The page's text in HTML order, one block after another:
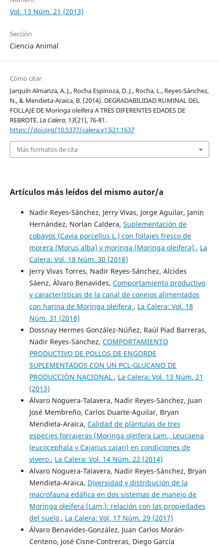
Vol. 13 Núm. 21 (2013)
Sección
Ciencia Animal
Cómo citar
Jarquín Almanza, A. J., Rocha Espinoza, D. J., Rocha, L., Reyes-Sánchez,
N., & Mendieta-Araica, B. (2014). DEGRADABILIDAD RUMINAL DEL
FOLLAJE DE Moringa oleifera A TRES DIFERENTES EDADES DE
REBROTE.La Calera, 13(21), 76-81.
https://doi.org/10.5377/calera.v13i21.1637
Más formatos de cita
Artículos más leídos del mismo autor/a
Nadir Reyes-Sánchez, Jerry Vivas, Jorge Aguilar, Janin
Hernández, Norlan Caldera, Suplementación de
cobayos (Cavia porcellus L.) con follajes fresco de
morera (Morus alba) y moringa (Moringa oleifera) , La
Calera: Vol. 18 Núm. 30 (2018)
Jerry Vivas Torres, Nadir Reyes-Sánchez, Alcides
Sáenz, Álvaro Benavides, Comportamiento productivo
y características de la canal de conejos alimentados
con harina de Moringa oleifera , La Calera: Vol. 18
Núm. 31 (2018)
Dossnay Hermes González-Núñez, Raúl Piad Barreras,
Nadir Reyes-Sánchez, COMPORTAMIENTO
PRODUCTIVO DE POLLOS DE ENGORDE
SUPLEMENTADOS CON UN PCL-GLUCANO DE
PRODUCCIÓN NACIONAL , La Calera: Vol. 13 Núm. 21
(2013)
Álvaro Noguera-Talavera, Nadir Reyes-Sánchez, Juan
José Membreño, Carlos Duarte-Aguilar, Bryan
Mendieta-Araica, Calidad de plántulas de tres
especies forrajeras (Moringa oleifera Lam., Leucaena
leucocephala y Cajanus cajan) en condiciones de
vivero , La Calera: Vol. 14 Núm. 22 (2014)
Alvaro Noguera-Talavera, Nadir Reyes-Sánchez, Bryan
Mendieta-Araica, Diversidad y distribución de la
macrofauna edáfica en dos sistemas de manejo de
Moringa oleifera (Lam.): relación con las propiedades
del suelo , La Calera: Vol. 17 Núm. 29 (2017)
Álvaro Benavides-González, Juan Carlos Morán-
Centeno, José Cisne-Contreras, Diego García